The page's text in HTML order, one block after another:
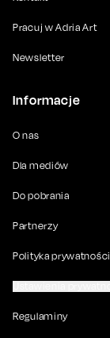
Pracuj w Adria Art
Newsletter
Informacje
O nas
Dla mediów
Do pobrania
Partnerzy
Polityka prywatności
Regulaminy